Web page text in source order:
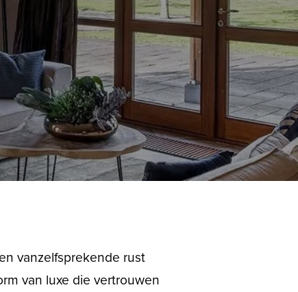
vanzelfsprekende rust
van luxe die vertrouwen